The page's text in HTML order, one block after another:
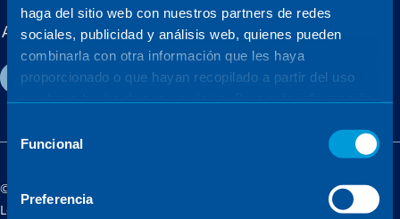
haga del sitio web con nuestros partners de redes
sociales, publicidad y análisis web, quienes pueden
combinarla con otra información que les haya
proporcionado o que hayan recopilado a partir del uso
de Funcional
Preferencia
MARKETSPROJECTS
About us Careers News & events
Contact
©Sener - Sener Group 2026
Legal noticePrivacy policy